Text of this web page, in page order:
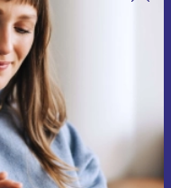
for
115 kr!
igen.
af personlig data i vores